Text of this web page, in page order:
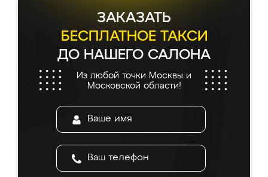
ЗАКАЗАТЬ
БЕСПЛАТНОЕ ТАКСИ
ДО НАШЕГО САЛОНА
Из любой точки Москвы и
Московской области!